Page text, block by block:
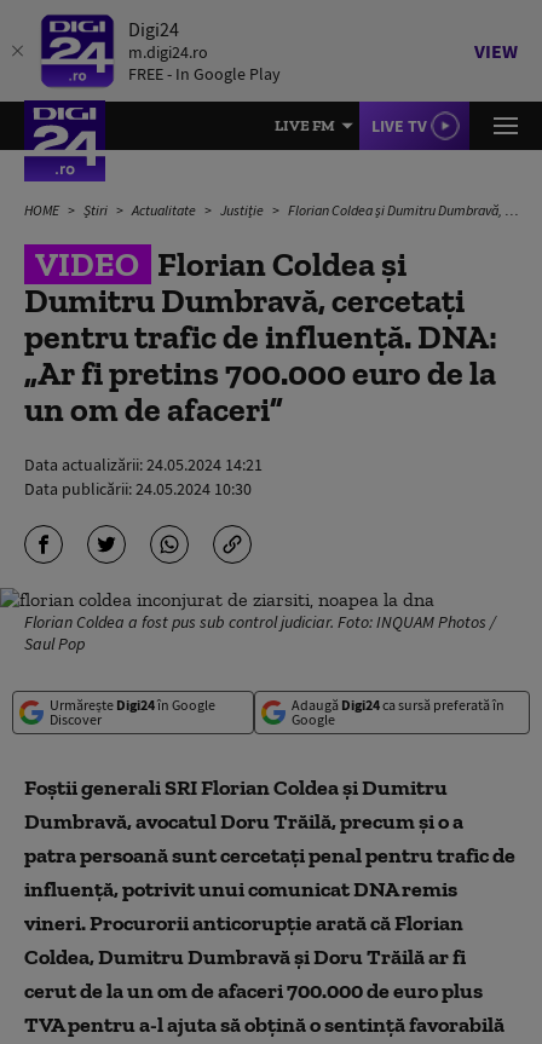
Digi24
m.digi24.ro
FREE - In Google Play
VIEW
LIVE FM LIVE TV
HOME Știri Actualitate Justiție Florian Coldea și Dumitru Dumbravă, cercetați pentru trafic de influență. DNA: „Ar fi pretins 700.000 euro de la un om de afaceri”
VIDEO Florian Coldea și
Dumitru Dumbravă, cercetați
pentru trafic de influență. DNA:
„Ar fi pretins 700.000 euro de la
un om de afaceri”
Data actualizării:24.05.2024 14:21
Data publicării:24.05.2024 10:30
Florian Coldea a fost pus sub control judiciar. Foto: INQUAM Photos /
Saul Pop
Urmărește Digi24în Google
Discover
Adaugă Digi24ca sursă preferată în
Google
Foștii generali SRI Florian Coldea și Dumitru
Dumbravă, avocatul Doru Trăilă, precum și o a
patra persoană sunt cercetați penal pentru trafic de
influență, potrivit unui comunicat DNA remis
vineri. Procurorii anticorupție arată că Florian
Coldea, Dumitru Dumbravă și Doru Trăilă ar fi
cerut de la un om de afaceri 700.000 de euro plus
TVA pentru a-l ajuta să obțină o sentință favorabilă